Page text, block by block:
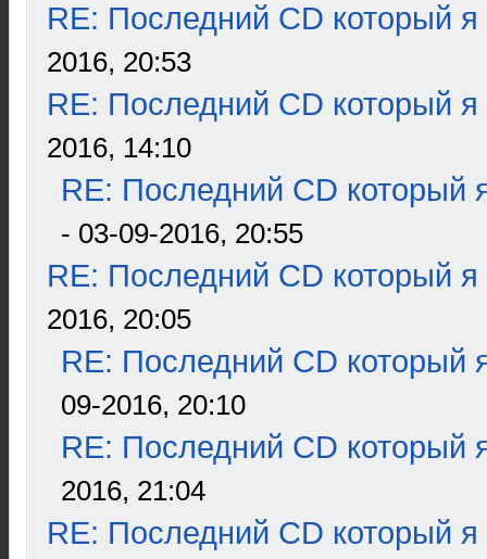
RE: Последний CD который я
2016, 20:53
RE: Последний CD который я
2016, 14:10
RE: Последний CD который
- 03-09-2016, 20:55
RE: Последний CD который я
2016, 20:05
RE: Последний CD который
09-2016, 20:10
RE: Последний CD который
2016, 21:04
RE: Последний CD который я